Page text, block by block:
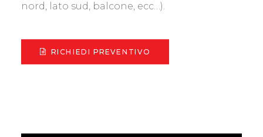
nord, lato sud, balcone, ecc…).
RICHIEDI PREVENTIVO